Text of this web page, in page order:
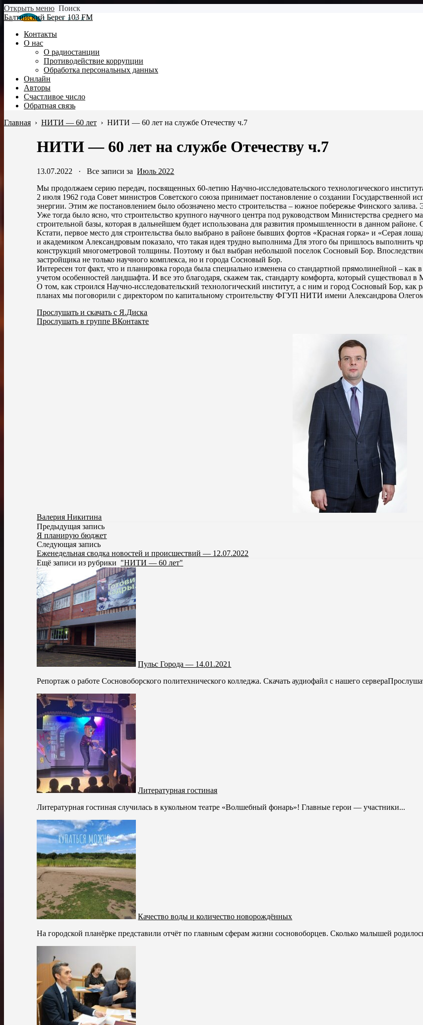
Открыть меню Поиск
Балтийский Берег 103 FM
Контакты
О нас
О радиостанции
Противодействие коррупции
Обработка персональных данных
Онлайн
Авторы
Счастливое число
Обратная связь
Главная › НИТИ — 60 лет › НИТИ — 60 лет на службе Отечеству ч.7
НИТИ — 60 лет на службе Отечеству ч.7
13.07.2022 ·Все записи заИюль 2022
Мы продолжаем серию передач, посвященных 60-летию Научно-исследовательского технологического
2 июля 1962 года Совет министров Советского союза принимает постановление о создании Государственной
энергии. Этим же постановлением было обозначено место строительства – южное побережье Финского
Уже тогда было ясно, что строительство крупного научного центра под руководством Министерства
строительной базы, которая в дальнейшем будет использована для развития промышленности в данном
Кстати, первое место для строительства было выбрано в районе бывших фортов «Красная горка» и «Серая
и академиком Александровым показало, что такая идея трудно выполнима Для этого бы пришлось выполнить
конструкций многометровой толщины. Поэтому и был выбран небольшой поселок Сосновый Бор.
застройщика не только научного комплекса, но и города Сосновый Бор.
Интересен тот факт, что и планировка города была специально изменена со стандартной прямолинейной –
учетом особенностей ландшафта. И все это благодаря, скажем так, стандарту комфорта, который существовал
О том, как строился Научно-исследовательский технологический институт, а с ним и город Сосновый Бор, как
планах мы поговорили с директором по капитальному строительству ФГУП НИТИ имени Александрова
Прослушать и скачать с Я.Диска
Прослушать в группе ВКонтакте
Валерия Никитина
Предыдущая запись
Я планирую бюджет
Следующая запись
Еженедельная сводка новостей и происшествий — 12.07.2022
Ещё записи из рубрики "НИТИ — 60 лет"
Пульс Города — 14.01.2021
Репортаж о работе Сосновоборского политехнического колледжа. Скачать аудиофайл с нашего
Литературная гостиная
Литературная гостиная случилась в кукольном театре «Волшебный фонарь»! Главные герои — участники...
Качество воды и количество новорождённых
На городской планёрке представили отчёт по главным сферам жизни сосновоборцев. Сколько малышей